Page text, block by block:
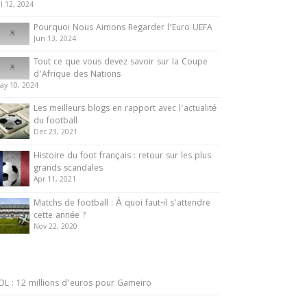
12, 2024
Pourquoi Nous Aimons Regarder l’Euro UEFA
Jun 13, 2024
Tout ce que vous devez savoir sur la Coupe
d’Afrique des Nations
10, 2024
Les meilleurs blogs en rapport avec l’actualité
du football
Dec 23, 2021
Histoire du foot français : retour sur les plus
grands scandales
Apr 11, 2021
Matchs de football : À quoi faut-il s’attendre
cette année ?
Nov 22, 2020
: 12 millions d’euros pour Gameiro